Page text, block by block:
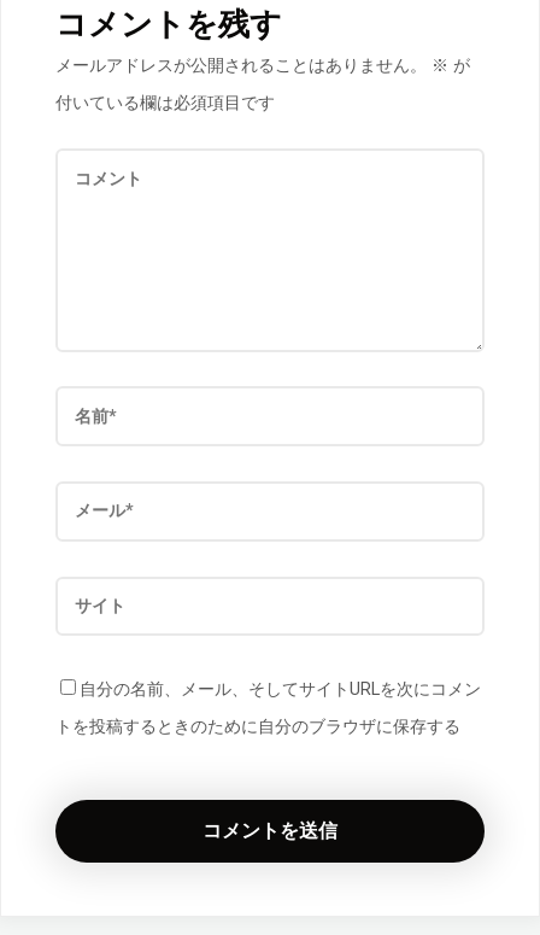
コメントを残す
メールアドレスが公開されることはありません。 ※ が
付いている欄は必須項目です
自分の名前、メール、そしてサイトURLを次にコメン
トを投稿するときのために自分のブラウザに保存する